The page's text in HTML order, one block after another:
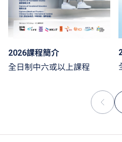
2026課程簡介
全日制中六或以上課程